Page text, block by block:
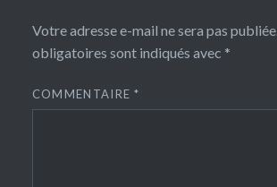
Votre adresse e-mail ne sera pas publiée.
obligatoires sont indiqués avec *
COMMENTAIRE*